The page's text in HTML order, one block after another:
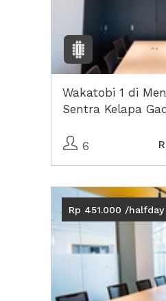
Wakatobi 1 di
Sentra Kelapa
6
Rp 451.000 /halfday